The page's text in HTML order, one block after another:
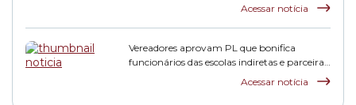
Acessar notícia
Vereadores aprovam PL que bonifica
funcionários das escolas indiretas e parceiras
Acessar notícia